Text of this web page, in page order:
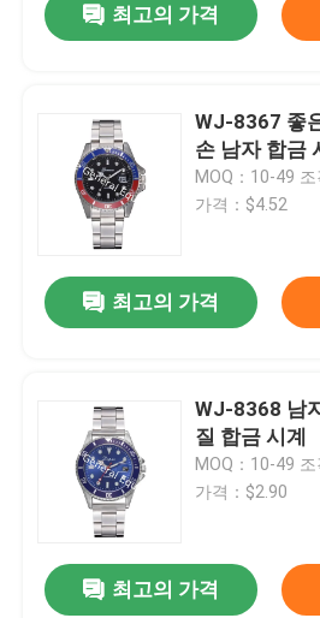
최고의 가격
WJ-8367 좋
손 남자 합금
MOQ：10-49 조
가격：$4.52
최고의 가격
WJ-8368 남
질 합금 시계
MOQ：10-49 조
가격：$2.90
최고의 가격